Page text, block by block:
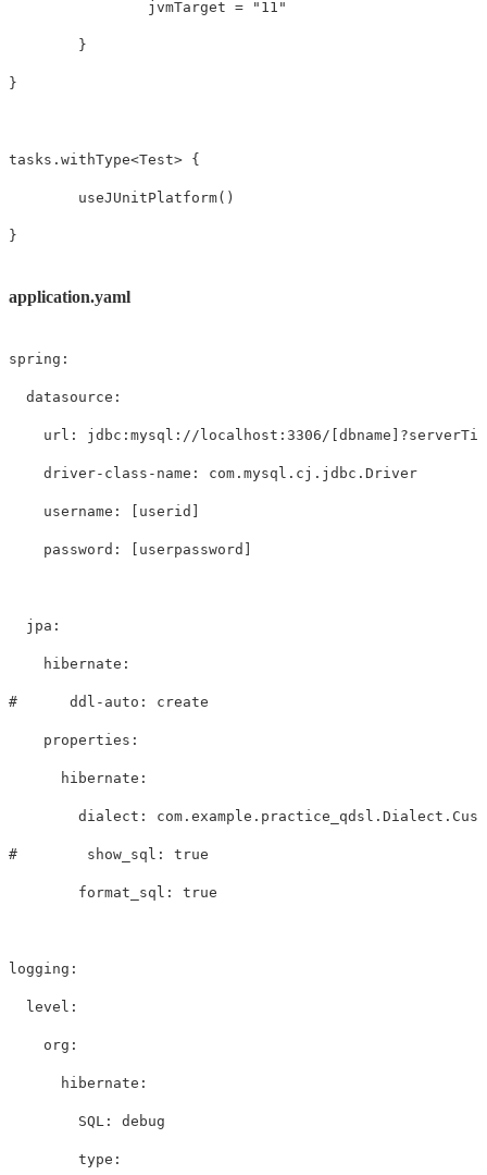
}
tasks.withType<Test> {
application.yaml
spring :
datasource :
url : jdbc : mysql : //localhost : 3306/ [dbname ] ?
driver-class-name : com.mysql.cj.jdbc.Driver
username : [ userid ]
password : [ userpassword ]
jpa :
hibernate :
#      ddl-auto: create
properties :
hibernate :
dialect :
#        show_sql: true
format_sql : true
logging :
level :
org :
hibernate :
SQL : debug
type :